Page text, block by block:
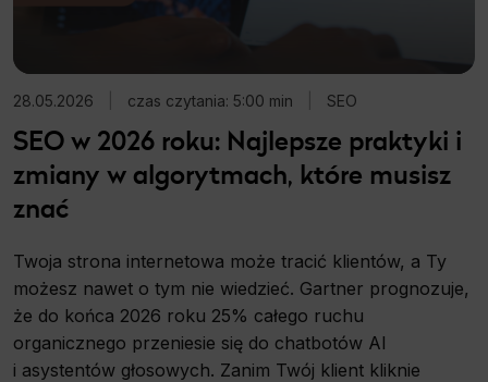
28.05.2026 czas czytania: 5:00 min SEO
SEO w 2026 roku: Najlepsze praktyki i
zmiany w algorytmach, które musisz
znać
Twoja strona internetowa może tracić klientów, a Ty
możesz nawet o tym nie wiedzieć. Gartner prognozuje,
że do końca 2026 roku 25% całego ruchu
organicznego przeniesie się do chatbotów AI
i asystentów głosowych. Zanim Twój klient kliknie